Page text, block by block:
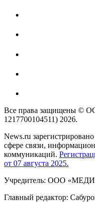
Все права защищены
1217700104511) 2026.
News.ru
сфере связи,
коммуникаций.
от 07 августа 2025.
Учредитель: ООО
Главный редактор: